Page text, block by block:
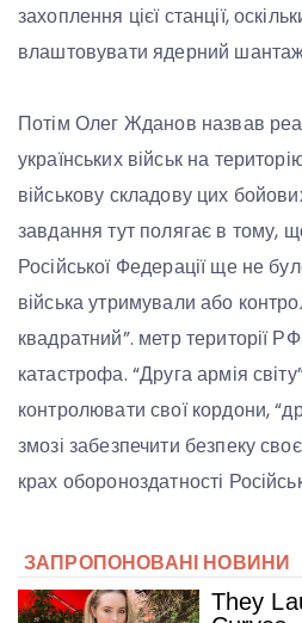
захоплення цієї станції,
влаштовувати ядерний
Потім Олег Жданов назвав
українських військ на
військову складову цих
завдання тут полягає в тому, що
Російської Федерації ще не
війська утримували або
квадратний”. метр території
катастрофа. “Друга армія
контролювати свої кордони,
змозі забезпечити безпеку
крах обороноздатності